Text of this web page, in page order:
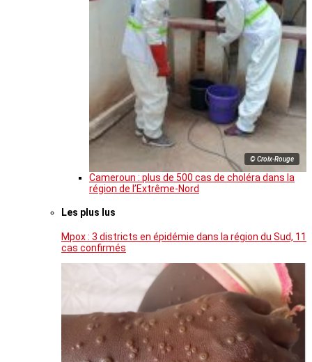
© Croix-Rouge
Cameroun : plus de 500 cas de choléra dans la
région de l’Extrême-Nord
Les plus lus
Mpox : 3 districts en épidémie dans la région du Sud, 11
cas confirmés